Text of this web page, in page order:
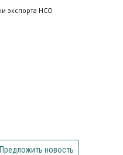
экспорта НСО
Предложить новость